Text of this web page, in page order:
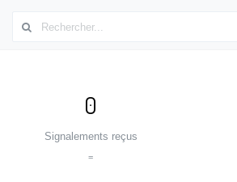
0
Signalements reçus
=